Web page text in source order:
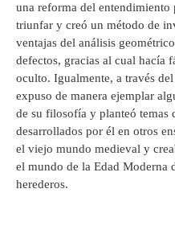
una reforma del entendimiento
triunfar y creó un método de
ventajas del análisis
defectos, gracias al cual
oculto. Igualmente, a través del
expuso de manera ejemplar
de su filosofía y planteó temas
desarrollados por él en otros
el viejo mundo medieval y
el mundo de la Edad Moderna
herederos.